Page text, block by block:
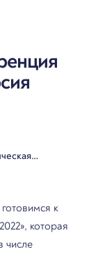
к
которая
числе